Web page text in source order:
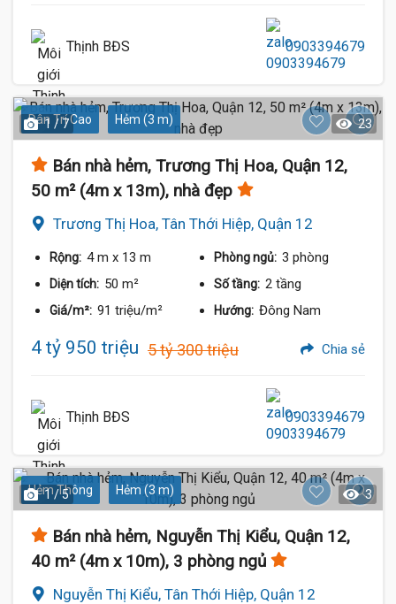
Thịnh BĐS 0903394679
Dân Trí Cao Hẻm (3 m)
1 / 7 23
Bán nhà hẻm, Trương Thị Hoa, Quận 12,
50 m² (4m x 13m), nhà đẹp
Trương Thị Hoa, Tân Thới Hiệp, Quận 12
Rộng: 4 m x 13 m Phòng ngủ: 3 phòng
Diện tích: 50 m² Số tầng: 2 tầng
Giá/m²: 91 triệu/m² Hướng: Đông Nam
4 tỷ 950 triệu 5 tỷ 300 triệu Chia sẻ
Thịnh BĐS 0903394679
Hẻm Thông Hẻm (3 m)
1 / 5 3
Bán nhà hẻm, Nguyễn Thị Kiểu, Quận 12,
40 m² (4m x 10m), 3 phòng ngủ
Nguyễn Thị Kiểu, Tân Thới Hiệp, Quận 12